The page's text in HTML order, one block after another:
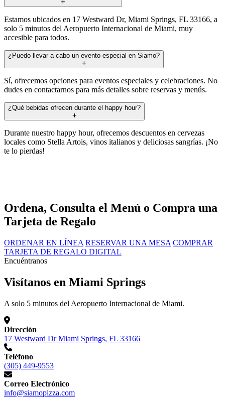
Estamos ubicados en 17 Westward Dr, Miami Springs, FL 33166, a
solo 5 minutos del Aeropuerto Internacional de Miami, muy
accesible para todos.
¿Puedo llevar a cabo un evento especial en Siamo?
Sí, ofrecemos opciones para eventos especiales y celebraciones. No
dudes en contactarnos para más detalles sobre reservas y menús.
¿Qué bebidas ofrecen durante el happy hour?
Durante nuestro happy hour, ofrecemos descuentos en cervezas
locales como Stella Artois, vinos italianos y deliciosas sangrías. ¡No
te lo pierdas!
Ordena, Consulta el Menú o Compra una
Tarjeta de Regalo
ORDENAR EN LÍNEA RESERVAR UNA MESA COMPRAR
TARJETA DE REGALO DIGITAL
Encuéntranos
Visítanos en Miami Springs
A solo 5 minutos del Aeropuerto Internacional de Miami.
Dirección
17 Westward Dr Miami Springs, FL 33166
Teléfono
(305) 449-9553
Correo Electrónico
info@siamopizza.com